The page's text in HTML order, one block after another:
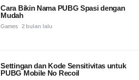
Cara Bikin Nama PUBG Spasi dengan
Mudah
Games 2 bulan lalu
Settingan dan Kode Sensitivitas untuk
PUBG Mobile No Recoil